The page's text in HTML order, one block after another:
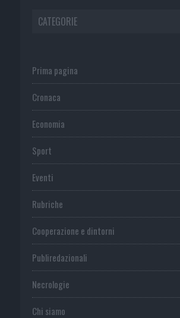
CATEGORIE
Prima pagina
Cronaca
Economia
Sport
Eventi
Rubriche
Cooperazione e dintorni
Publiredazionali
Necrologie
Chi siamo